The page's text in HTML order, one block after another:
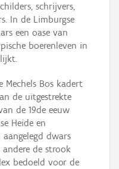
schrijvers,
In de Limburgse
een oase van
boerenleven in
Mechels Bos kadert
de uitgestrekte
de 19de eeuw
Heide en
dwars
de strook
bedoeld voor de